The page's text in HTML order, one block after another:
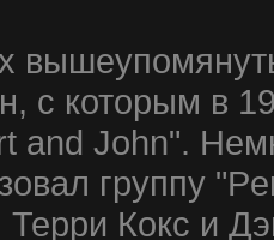
с которым в
and John".
группу
Кокс и